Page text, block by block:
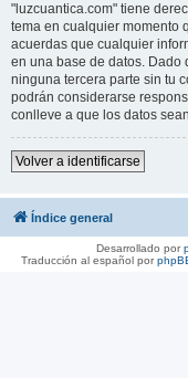
"luzcuantica.com" tiene
tema en cualquier momento
acuerdas que cualquier
en una base de datos. Dado
ninguna tercera parte sin tu
podrán considerarse
conlleve a que los datos
Volver a identificarse
Índice general
Desarrollado por
Traducción al español por